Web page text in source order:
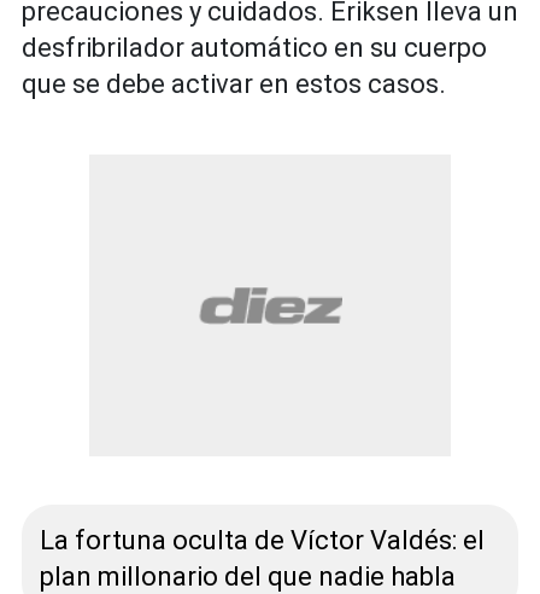
precauciones y cuidados. Eriksen lleva un
desfribrilador automático en su cuerpo
que se debe activar en estos casos.
La fortuna oculta de Víctor Valdés: el
plan millonario del que nadie habla